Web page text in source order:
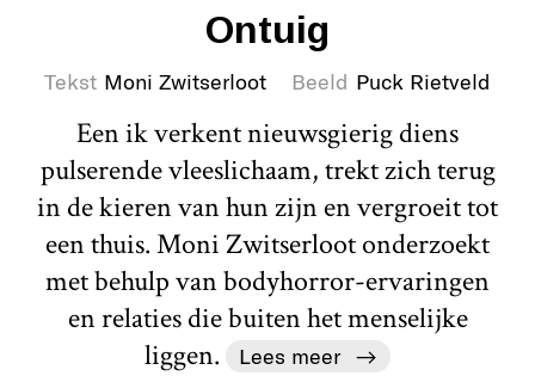
Ontuig
Tekst Moni Zwitserloot Beeld Puck Rietveld
Een ik verkent nieuwsgierig diens
pulserende vleeslichaam, trekt zich terug
in de kieren van hun zijn en vergroeit tot
een thuis. Moni Zwitserloot onderzoekt
met behulp van bodyhorror-ervaringen
en relaties die buiten het menselijke
liggen.
Lees meer